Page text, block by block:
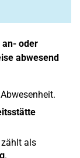
an- oder
abwesend
als
.